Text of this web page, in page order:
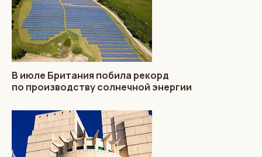
В июле Британия побила рекорд
по производству солнечной энергии